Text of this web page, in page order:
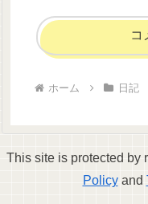
コ
ホーム 日記
This site is protected by
Policyand